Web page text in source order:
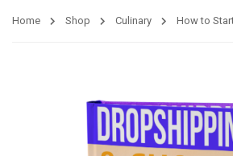
Home Shop Culinary How to